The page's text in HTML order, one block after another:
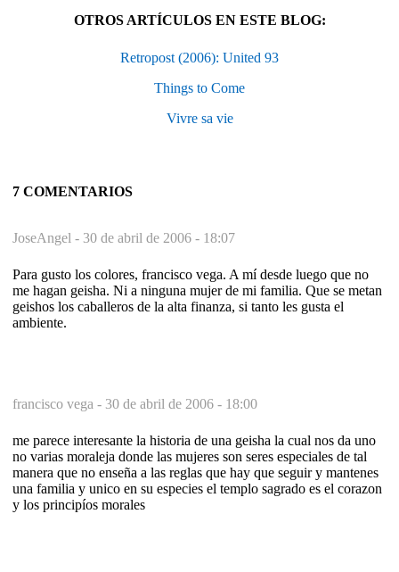
OTROS ARTÍCULOS EN ESTE BLOG:
Retropost (2006): United 93
Things to Come
Vivre sa vie
7 COMENTARIOS
JoseAngel - 30 de abril de 2006 - 18:07
Para gusto los colores, francisco vega. A mí desde luego que no
me hagan geisha. Ni a ninguna mujer de mi familia. Que se metan
geishos los caballeros de la alta finanza, si tanto les gusta el
ambiente.
francisco vega - 30 de abril de 2006 - 18:00
me parece interesante la historia de una geisha la cual nos da uno
no varias moraleja donde las mujeres son seres especiales de tal
manera que no enseña a las reglas que hay que seguir y mantenes
una familia y unico en su especies el templo sagrado es el corazon
y los principíos morales